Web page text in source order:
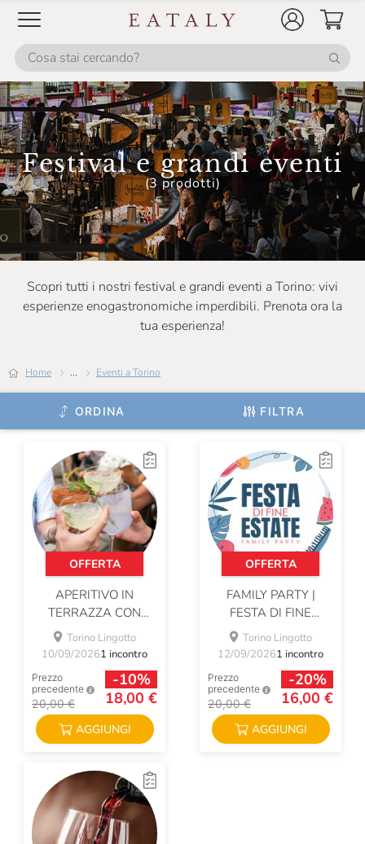
Festival e grandi eventi
(3 prodotti)
Scopri tutti i nostri festival e grandi eventi a Torino: vivi
esperienze enogastronomiche imperdibili. Prenota ora la
tua esperienza!
Home ... Eventi a Torino
ORDINA FILTRA
OFFERTA
APERITIVO IN
TERRAZZA CON
ENGINE GIN
Torino Lingotto
10/09/20261 incontro
Prezzo
precedente
20,00 €
-10%
18,00 €
AGGIUNGI
OFFERTA
FAMILY PARTY |
FESTA DI FINE
ESTATE
Torino Lingotto
12/09/20261 incontro
Prezzo
precedente
20,00 €
-20%
16,00 €
AGGIUNGI